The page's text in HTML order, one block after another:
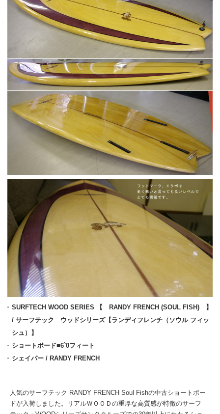
SURFTECH WOOD SERIES 【 RANDY FRENCH (SOUL FISH) 】
/ サーフテック ウッドシリーズ【ランディフレンチ（ソウル フィッ
シュ）】
ショートボード■6`0フィート
シェイパー / RANDY FRENCH
人気のサーフテック RANDY FRENCH Soul Fishの中古ショートボー
ドが入荷しました。リアルＷＯＯＤの重厚な高質感が特徴のサーフ